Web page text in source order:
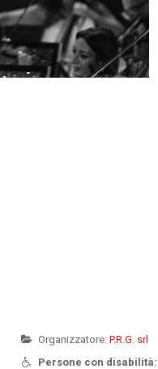
Organizzatore: P.R.G. srl
Persone con disabilità: